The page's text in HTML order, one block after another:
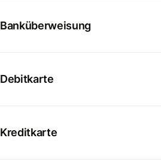
Banküberweisung
Debitkarte
Kreditkarte